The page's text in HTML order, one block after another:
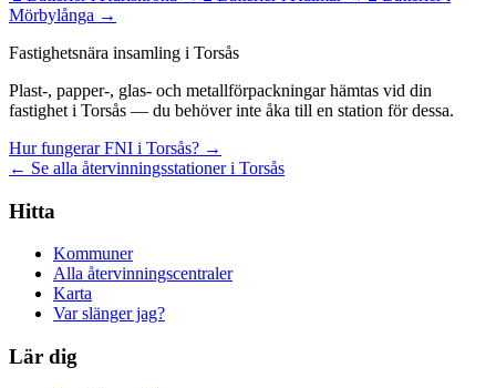
Mörbylånga →
Fastighetsnära insamling i Torsås
Plast-, papper-, glas- och metallförpackningar hämtas vid din
fastighet i Torsås — du behöver inte åka till en station för dessa.
Hur fungerar FNI i Torsås? →
← Se alla återvinningsstationer i Torsås
Hitta
Kommuner
Alla återvinningscentraler
Karta
Var slänger jag?
Lär dig